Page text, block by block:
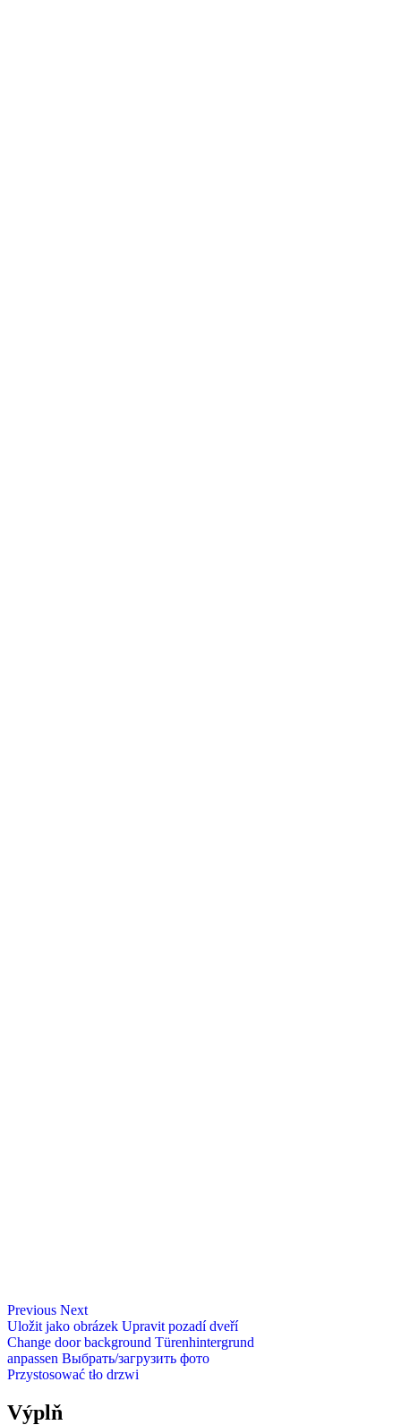
Previous Next
Uložit jako obrázek Upravit pozadí dveří
Change door background Türenhintergrund
anpassen Выбрать/загрузить фото
Przystosować tło drzwi
Výplň